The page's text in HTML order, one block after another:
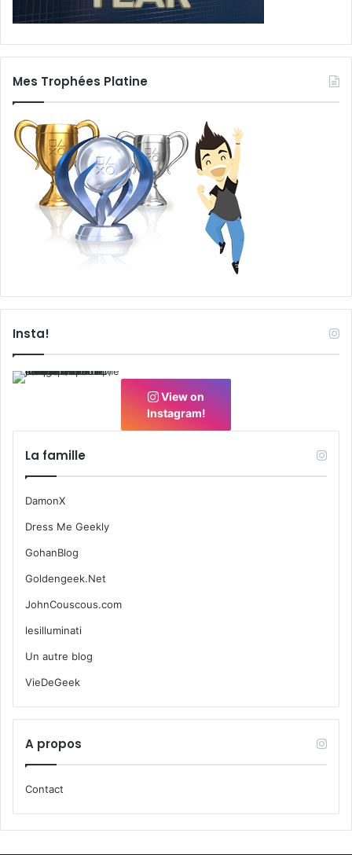
Mes Trophées Platine
Insta!
View on
Instagram!
La famille
DamonX
Dress Me Geekly
GohanBlog
Goldengeek.Net
JohnCouscous.com
lesilluminati
Un autre blog
VieDeGeek
A propos
Contact